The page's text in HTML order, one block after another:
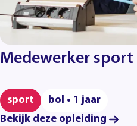
Medewerker sport
sport
bol • 1 jaar
Bekijk deze opleiding